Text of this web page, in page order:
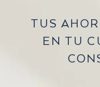
TUS
EN TU